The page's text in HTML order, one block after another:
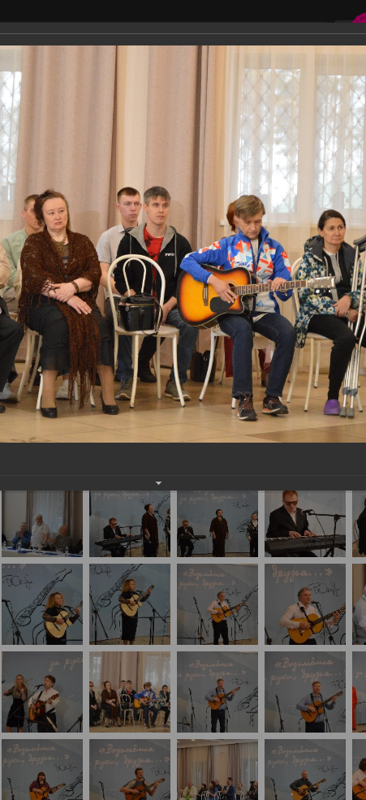
Фестиваль
Фестиваль-конкурс «Возьмемся за руки, друзья…» 2024.
конкурс
за руки,
Конкурсное
за руки, друзья…» 2024. Конкурсное прослушивание